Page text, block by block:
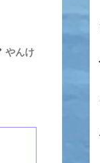
やんけ